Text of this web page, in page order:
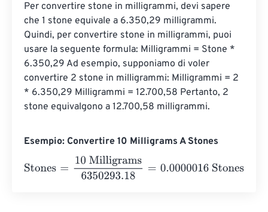
Per convertire stone in milligrammi, devi sapere
che 1 stone equivale a 6.350,29 milligrammi.
Quindi, per convertire stone in milligrammi, puoi
usare la seguente formula: Milligrammi = Stone *
6.350,29 Ad esempio, supponiamo di voler
convertire 2 stone in milligrammi: Milligrammi = 2
* 6.350,29 Milligrammi = 12.700,58 Pertanto, 2
stone equivalgono a 12.700,58 milligrammi.
Esempio: Convertire 10 Milligrams A Stones
Stones
10 Milligrams6350293.18=0.0000016